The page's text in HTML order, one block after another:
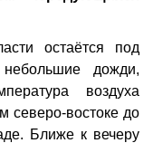
остаётся под
дожди,
воздуха
северо-востоке до
Ближе к вечеру